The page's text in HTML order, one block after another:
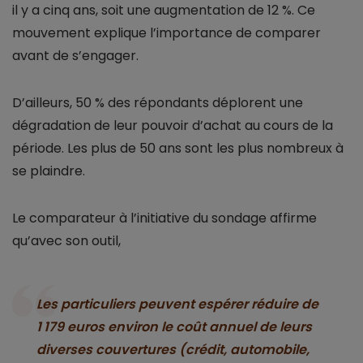
il y a cinq ans, soit une augmentation de 12 %. Ce
mouvement explique l’importance de comparer
avant de s’engager.
D’ailleurs, 50 % des répondants déplorent une
dégradation de leur pouvoir d’achat au cours de la
période. Les plus de 50 ans sont les plus nombreux à
se plaindre.
Le comparateur à l’initiative du sondage affirme
qu’avec son outil,
Les particuliers peuvent espérer réduire de
1 179 euros environ le coût annuel de leurs
diverses couvertures (crédit, automobile,